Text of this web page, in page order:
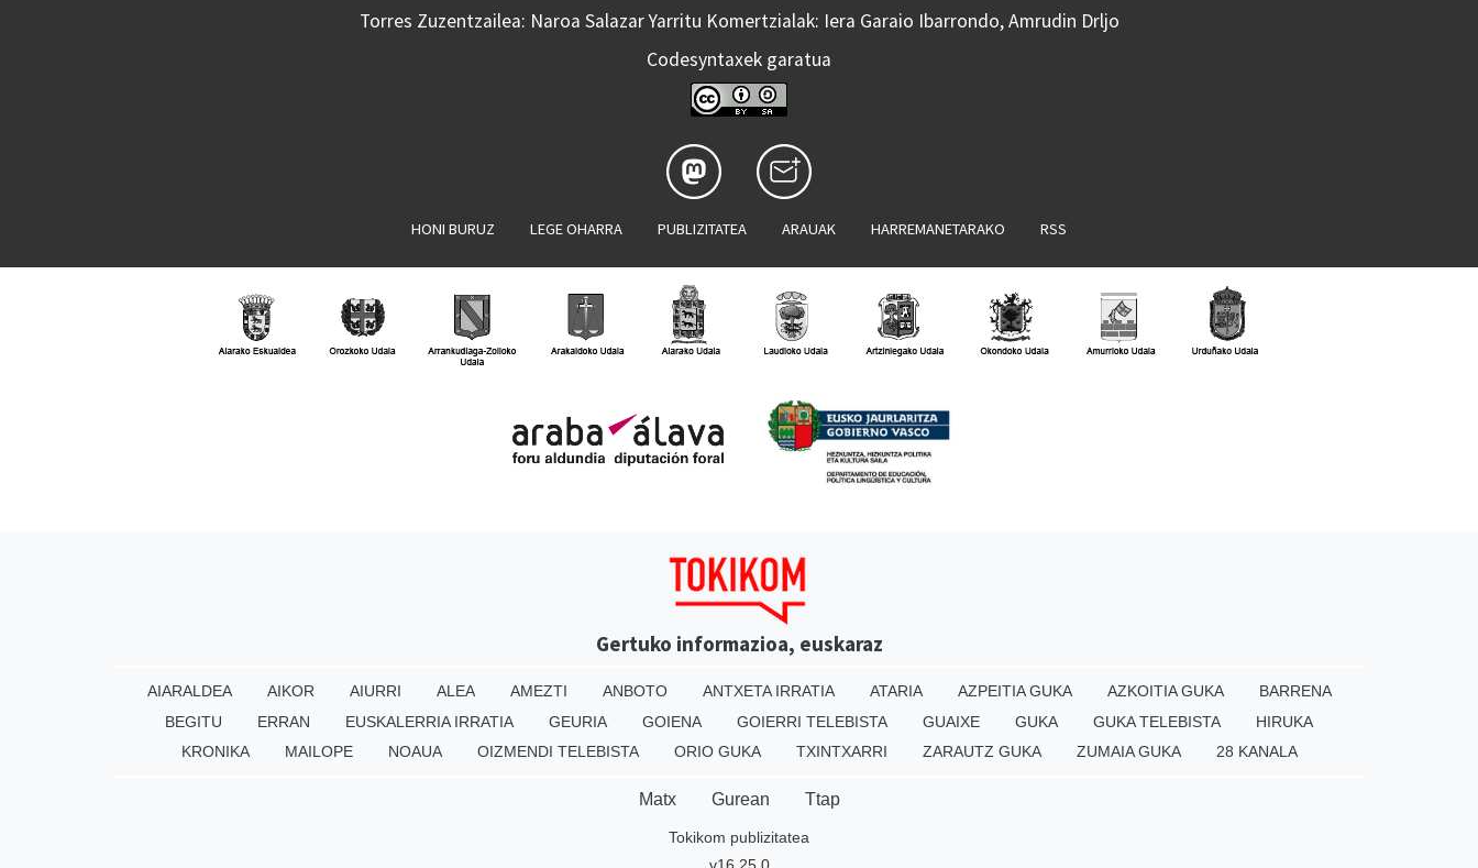
Torres Zuzentzailea: Naroa Salazar Yarritu Komertzialak: Iera Garaio Ibarrondo, Amrudin Drljo
Codesyntaxek garatua
HONI BURUZ LEGE OHARRA PUBLIZITATEA ARAUAK HARREMANETARAKO RSS
Gertuko informazioa, euskaraz
AIARALDEA AIKOR AIURRI ALEA AMEZTI ANBOTO ANTXETA IRRATIA ATARIA AZPEITIA GUKA AZKOITIA GUKA
BARRENA
BEGITU
ERRAN EUSKALERRIA IRRATIA GEURIA GOIENA GOIERRI TELEBISTA GUAIXE GUKA GUKA TELEBISTA
HIRUKA
KRONIKA
MAILOPE NOAUA OIZMENDI TELEBISTA ORIO GUKA TXINTXARRI ZARAUTZ GUKA ZUMAIA GUKA 28 KANALA
Matx Gurean Ttap
Tokikom publizitatea